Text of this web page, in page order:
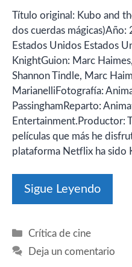
Título original: Kubo and
dos cuerdas
Estados Unidos Estados
KnightGuion: Marc
Shannon Tindle, Marc
MarianelliFotografía:
PassinghamReparto:
Entertainment.Productor:
películas que más he
plataforma Netflix ha sido
Sigue Leyendo
Categorías
Crítica de cine
Deja un comentario